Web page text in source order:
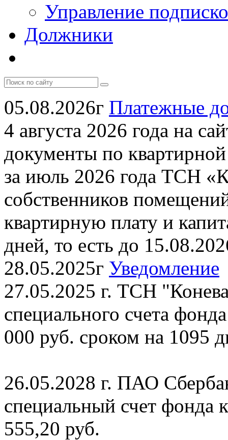
Управление
Должники
05.08.2026г Платежные
4 августа 2026 года на
документы по
за июль 2026 года ТСН
собственников
квартирную плату и
дней, то есть до
28.05.2025г Уведомление
27.05.2025 г. ТСН
специального счета
000 руб. сроком на 1095
26.05.2028 г. ПАО
специальный счет фонда
555,20 руб.